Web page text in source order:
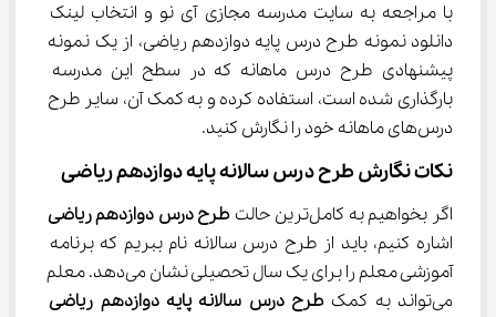
با مراجعه به سایت مدرسه مجازی آی نو و انتخاب لینک
دانلود نمونه طرح درس پایه دوازدهم ریاضی، از یک نمونه
پیشنهادی طرح درس ماهانه که در سطح این مدرسه
بارگذاری شده است، استفاده کرده و به کمک آن، سایر طرح
درس‌های ماهانه خود را نگارش کنید.
نکات نگارش طرح درس سالانه پایه دوازدهم ریاضی
اگر بخواهیم به کامل‌ترین حالت
طرح درس دوازدهم ریاضی
اشاره کنیم، باید از طرح درس سالانه نام ببریم که برنامه
آموزشی معلم را برای یک سال تحصیلی نشان می‌دهد. معلم
می‌تواند به کمک
طرح درس سالانه پایه دوازدهم ریاضی